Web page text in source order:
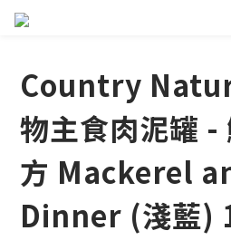
Country
物主食肉泥罐 -
方 Mackerel
Dinner (淺藍)